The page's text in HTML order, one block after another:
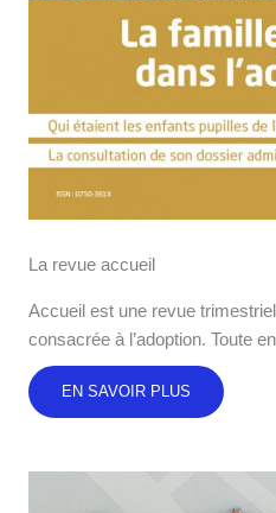
La revue accueil
Accueil est une revue
consacrée à l’adoption. Toute
EN SAVOIR PLUS